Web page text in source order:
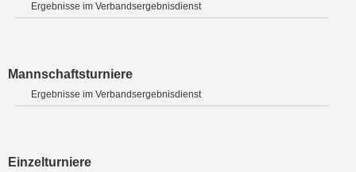
Ergebnisse im Verbandsergebnisdienst
Mannschaftsturniere
Ergebnisse im Verbandsergebnisdienst
Einzelturniere